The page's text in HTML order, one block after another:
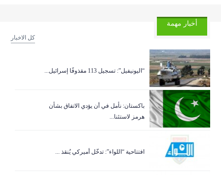
أخبار مهمة
كل الاخبار
“اليونيفيل”: تسجيل 113 مقذوفًا إسرائيل...
باكستان: نأمل في أن يؤدي الاتفاق بشأن
هرمز لاستئنا...
افتتاحية “اللواء”: تدخّل أميركي يُنقذ ...